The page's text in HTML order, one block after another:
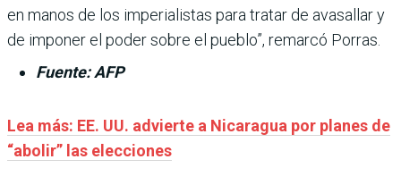
en manos de los imperialistas para tratar de avasallar y
de imponer el poder sobre el pueblo”, remarcó Porras.
Fuente: AFP
Lea más: EE. UU. advierte a Nicaragua por planes de
“abolir” las elecciones